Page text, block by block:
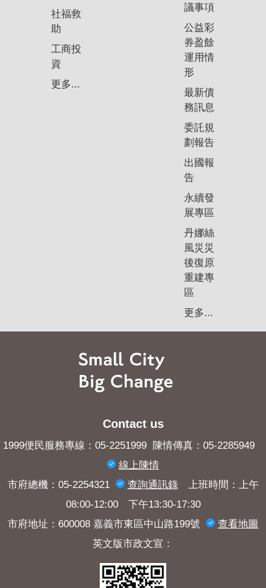
社福救
助
工商投
資
更多...
議事項
公益彩
券盈餘
運用情
形
最新債
務訊息
委託規
劃報告
出國報
告
永續發
展專區
丹娜絲
風災災
後復原
重建專
區
更多...
Contact us
1999便民服務專線：05-2251999 陳情傳真：05-2285949
線上陳情
市府總機：05-2254321
查詢​通訊錄上班時間：上午
08:00-12:00 下午13:30-17:30
市府地址：600008 嘉義市東區中山路199號
查看地圖
英文版市政文宣：